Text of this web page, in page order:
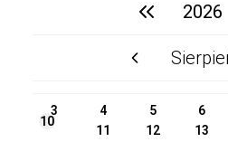
poprzedni rok2026
poprzedni miesiąc
3 4 5 6
10
11 12 13